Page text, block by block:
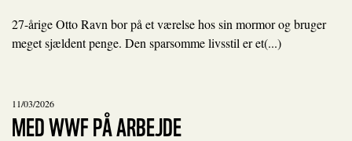
27-årige Otto Ravn bor på et værelse hos sin mormor og bruger
meget sjældent penge. Den sparsomme livsstil er et(...)
11/03/2026
MED WWF PÅ ARBEJDE